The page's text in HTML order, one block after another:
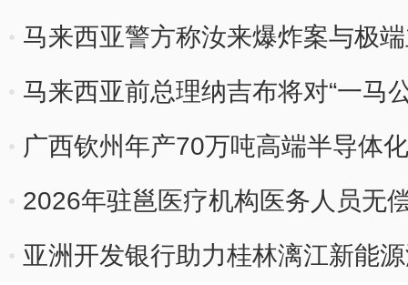
一
马来西亚警方称汝来爆炸案与极
马来西亚前总理纳吉布将对“一马
广西钦州年产70万吨高端半导体
2026年驻邕医疗机构医务人员无
亚洲开发银行助力桂林漓江新能